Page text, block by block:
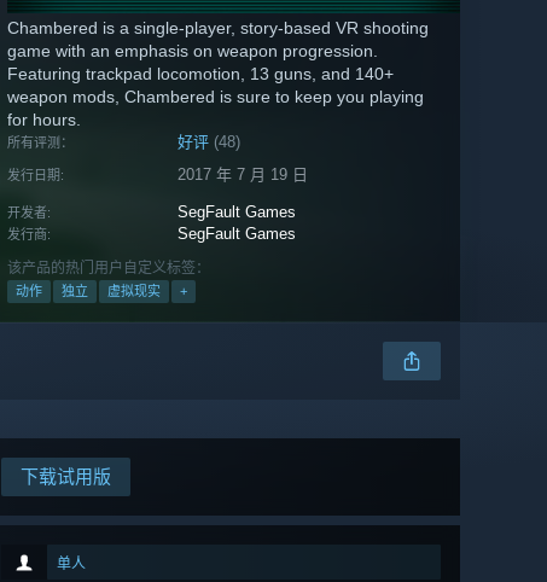
Chambered is a single-player, story-based VR shooting
game with an emphasis on weapon progression.
Featuring trackpad locomotion, 13 guns, and 140+
weapon mods, Chambered is sure to keep you playing
for hours.
所有评测： 好评 (48)
发行日期: 2017 年 7 月 19 日
开发者: SegFault Games
发行商: SegFault Games
该产品的热门用户自定义标签：
动作 独立 虚拟现实 +
下载试用版
单人